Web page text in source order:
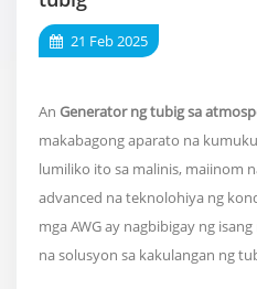
21 Feb 2025
An Generator ng tubig sa
makabagong aparato na
lumiliko ito sa malinis, maiinom
advanced na teknolohiya ng
mga AWG ay nagbibigay ng
na solusyon sa kakulangan ng